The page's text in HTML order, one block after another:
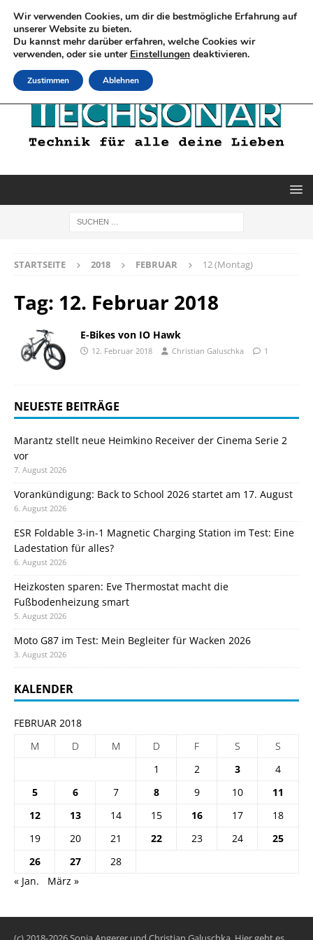
STARTSEITE 2018 FEBRUAR 12 (Montag)
Tag: 12. Februar 2018
E-Bikes von IO Hawk
12. Februar 2018 Christian Galuschka 1
NEUESTE BEITRÄGE
Marantz stellt neue Heimkino Receiver der Cinema Serie 2
vor
7. August 2026
Vorankündigung: Back to School 2026 startet am 17. August
6. August 2026
ESR Foldable 3-in-1 Magnetic Charging Station im Test: Eine
Ladestation für alles?
6. August 2026
Heizkosten sparen: Eve Thermostat macht die
Fußbodenheizung smart
5. August 2026
Moto G87 im Test: Mein Begleiter für Wacken 2026
3. August 2026
KALENDER
FEBRUAR 2018
M
D M D F S
S
1
2 3
4
5
6 7 8 9 10
11
12
13 14 15 16 17
18
19
20 21 22 23 24
25
26
27
28
« Jan.
März »
Wir verwenden Cookies, um dir die bestmögliche Erfahrung auf
unserer Website zu bieten.
Du kannst mehr darüber erfahren, welche Cookies wir
verwenden, oder sie unter Einstellungen deaktivieren.
Zustimmen Ablehnen